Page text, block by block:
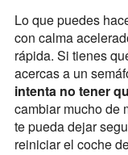
Lo que puedes
con calma
rápida. Si tienes
acercas a un
intenta no tener
cambiar mucho de
te pueda dejar
reiniciar el coche